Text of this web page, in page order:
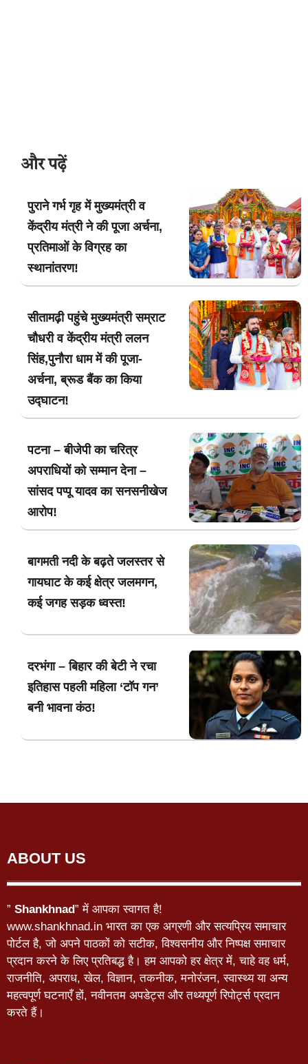
और पढ़ें
पुराने गर्भ गृह में मुख्यमंत्री व
केंद्रीय मंत्री ने की पूजा अर्चना,
प्रतिमाओं के विग्रह का
स्थानांतरण!
सीतामढ़ी पहुंचे मुख्यमंत्री सम्राट
चौधरी व केंद्रीय मंत्री ललन
सिंह,पुनौरा धाम में की पूजा-
अर्चना, ब्रूड बैंक का किया
उद्घाटन!
पटना – बीजेपी का चरित्र
अपराधियों को सम्मान देना –
सांसद पप्पू यादव का सनसनीखेज
आरोप!
बागमती नदी के बढ़ते जलस्तर से
गायघाट के कई क्षेत्र जलमगन,
कई जगह सड़क ध्वस्त!
दरभंगा – बिहार की बेटी ने रचा
इतिहास पहली महिला ‘टॉप गन’
बनी भावना कंठ!
ABOUT US
” Shankhnad” में आपका स्वागत है!
www.shankhnad.in भारत का एक अग्रणी और सत्यप्रिय समाचार
पोर्टल है, जो अपने पाठकों को सटीक, विश्वसनीय और निष्पक्ष समाचार
प्रदान करने के लिए प्रतिबद्ध है। हम आपको हर क्षेत्र में, चाहे वह धर्म,
राजनीति, अपराध, खेल, विज्ञान, तकनीक, मनोरंजन, स्वास्थ्य या अन्य
महत्वपूर्ण घटनाएँ हों, नवीनतम अपडेट्स और तथ्यपूर्ण रिपोर्ट्स प्रदान
करते हैं।